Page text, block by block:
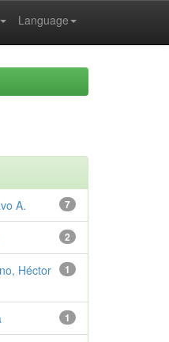
Language
7
A.
2
1
Héctor
1